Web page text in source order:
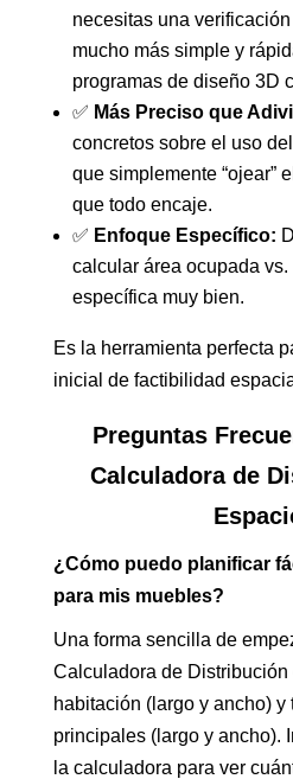
necesitas una
mucho más simple y
programas de diseño 3D
✅ Más Preciso que
concretos sobre el uso
que simplemente “ojear”
que todo encaje.
✅ Enfoque Específico:
calcular área ocupada
específica muy bien.
Es la herramienta perfecta
inicial de factibilidad
Preguntas
Calculadora de
¿Cómo puedo planificar
para mis muebles?
Una forma sencilla de
Calculadora de
habitación (largo y ancho) y
principales (largo y ancho).
la calculadora para ver